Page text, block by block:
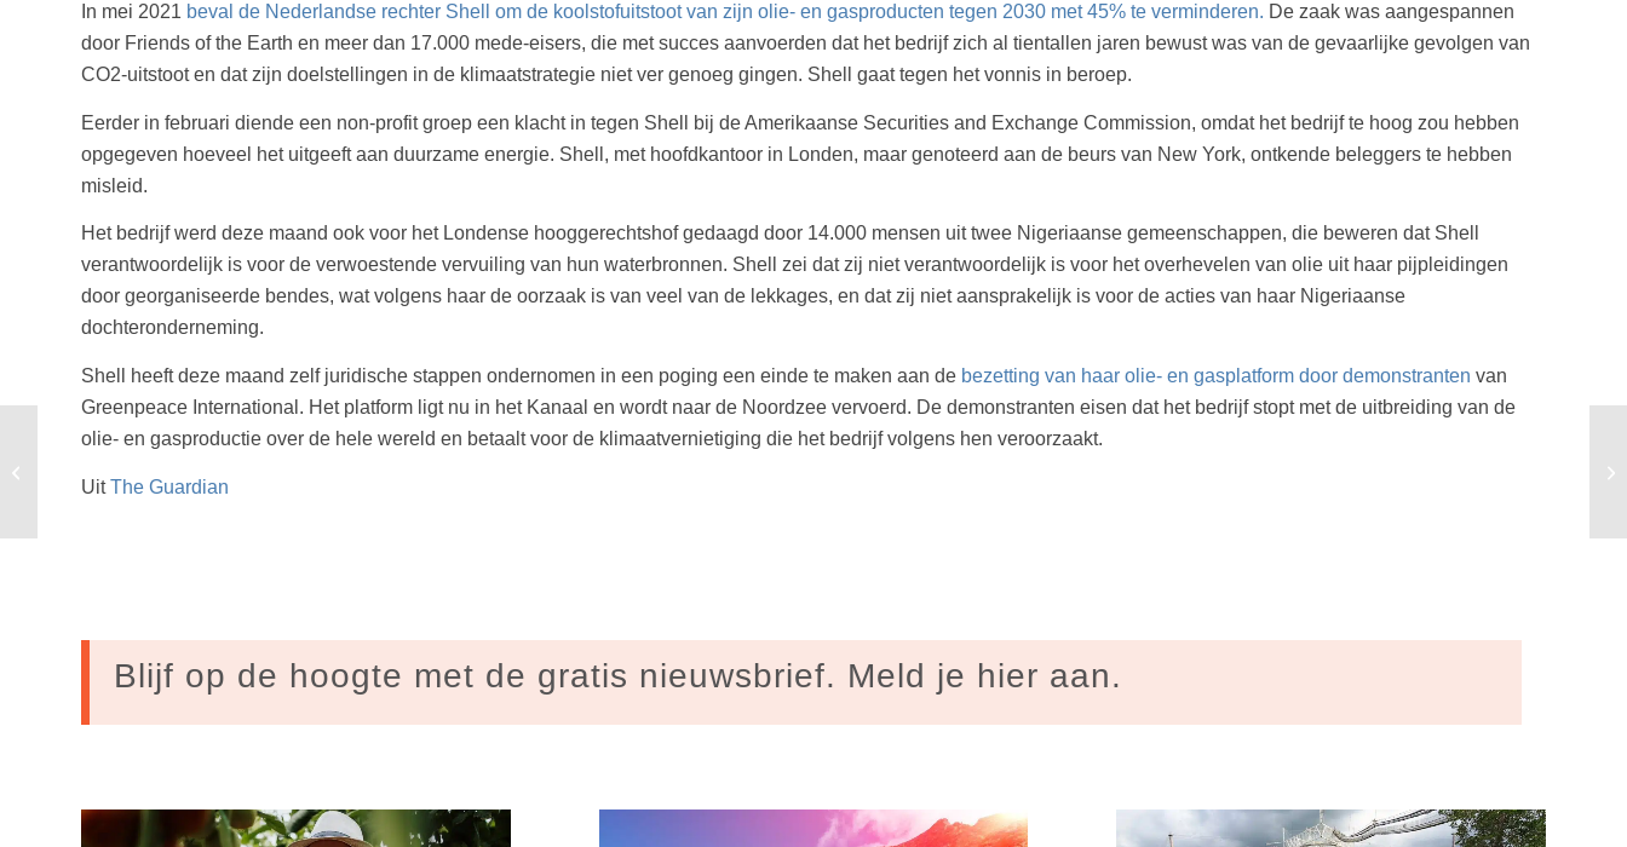
In mei 2021 beval de Nederlandse rechter Shell om de koolstofuitstoot van zijn olie- en gasproducten tegen 2030 met 45% te verminderen. De zaak was aangespannen
door Friends of the Earth en meer dan 17.000 mede-eisers, die met succes aanvoerden dat het bedrijf zich al tientallen jaren bewust was van de gevaarlijke gevolgen van
CO2-uitstoot en dat zijn doelstellingen in de klimaatstrategie niet ver genoeg gingen. Shell gaat tegen het vonnis in beroep.
Eerder in februari diende een non-profit groep een klacht in tegen Shell bij de Amerikaanse Securities and Exchange Commission, omdat het bedrijf te hoog zou hebben
opgegeven hoeveel het uitgeeft aan duurzame energie. Shell, met hoofdkantoor in Londen, maar genoteerd aan de beurs van New York, ontkende beleggers te hebben
misleid.
Het bedrijf werd deze maand ook voor het Londense hooggerechtshof gedaagd door 14.000 mensen uit twee Nigeriaanse gemeenschappen, die beweren dat Shell
verantwoordelijk is voor de verwoestende vervuiling van hun waterbronnen. Shell zei dat zij niet verantwoordelijk is voor het overhevelen van olie uit haar pijpleidingen
door georganiseerde bendes, wat volgens haar de oorzaak is van veel van de lekkages, en dat zij niet aansprakelijk is voor de acties van haar Nigeriaanse
dochteronderneming.
Shell heeft deze maand zelf juridische stappen ondernomen in een poging een einde te maken aan de bezetting van haar olie- en gasplatform door demonstranten van
Greenpeace International. Het platform ligt nu in het Kanaal en wordt naar de Noordzee vervoerd. De demonstranten eisen dat het bedrijf stopt met de uitbreiding van de
olie- en gasproductie over de hele wereld en betaalt voor de klimaatvernietiging die het bedrijf volgens hen veroorzaakt.
UitThe Guardian
Blijf op de hoogte met de gratis nieuwsbrief. Meld je hier aan.
Wat is voordeliger,
zuiniger huis kopen?